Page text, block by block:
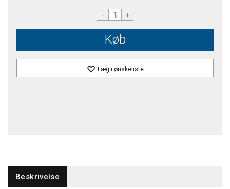
- +
Køb
Læg i ønskeliste
Beskrivelse